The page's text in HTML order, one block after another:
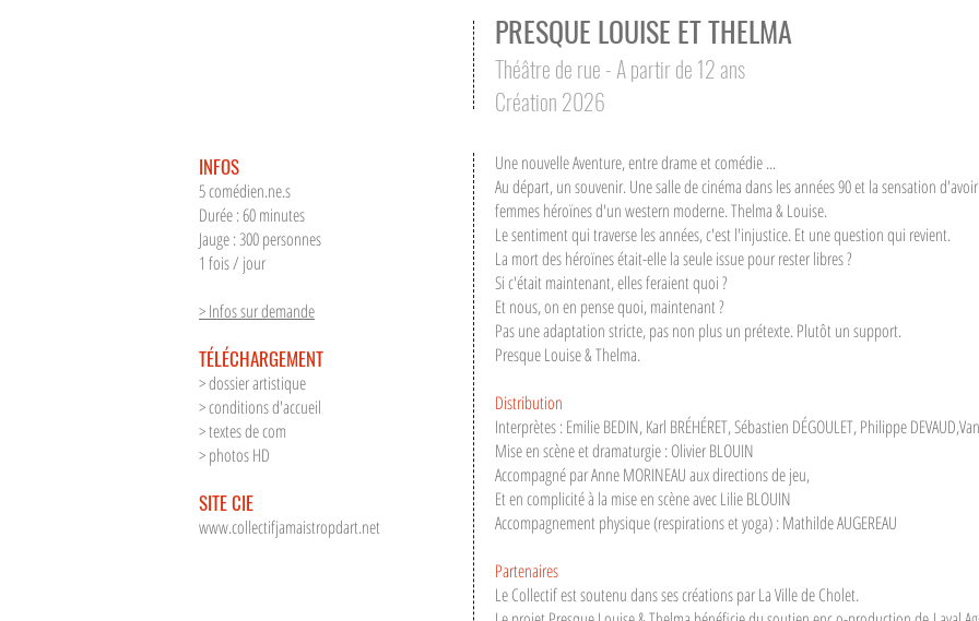
INFOS
5 comédien.ne.s
Durée : 60 minutes
Jauge : 300 personnes
1 fois / jour
> Infos sur demande
TÉLÉCHARGEMENT
> dossier artistique
> conditions d'accueil
> textes de com
> photos HD
SITE CIE
www.collectifjamaistropdart.net
PRESQUE LOUISE ET THELMA
Théâtre de rue -A partir de 12 ans
Création 2026
Une nouvelle Aventure, entre drame et comédie ...
Au départ, un souvenir. Une salle de cinéma dans les années 90 et la sensation
femmes héroïnes d'un western moderne. Thelma & Louise.
Le sentiment qui traverse les années, c'est l'injustice. Et une question qui revient.
La mort des héroïnes était-elle la seule issue pour rester libres ?
Si c'était maintenant, elles feraient quoi ?
Et nous, on en pense quoi, maintenant ?
Pas une adaptation stricte, pas non plus un prétexte. Plutôt un support.
Presque Louise & Thelma.
Distribution
Interprètes : Emilie BEDIN, Karl BRÉHÉRET, Sébastien DÉGOULET, Philippe
Mise en scène et dramaturgie : Olivier BLOUIN
Accompagné par Anne MORINEAU aux directions de jeu,
Et en complicité à la mise en scène avec Lilie BLOUIN
Accompagnement physique (respirations et yoga) : Mathilde AUGEREAU
Partenaires
Le Collectif est soutenu dans ses créations par La Ville de Cholet.